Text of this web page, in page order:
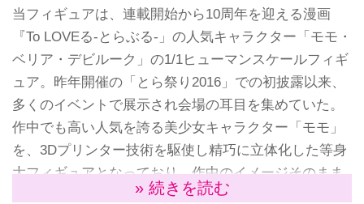
当フィギュアは、連載開始から10周年を迎える漫画
『To LOVEる-とらぶる-」の人気キャラクター「モモ・
ベリア・デビルーク」の1/1ヒューマンスケールフィギ
ュア。昨年開催の「とら祭り2016」での初披露以来、
多くのイベントで展示され会場の耳目を集めていた。
作中でも高い人気を誇る美少女キャラクター「モモ」
を、3Dプリンター技術を駆使し精巧に立体化した等身
大フィギュアとなっており、作中のイメージそのまま
に、花束を手にした花嫁のような姿で作品の世界観を
» 続きを読む